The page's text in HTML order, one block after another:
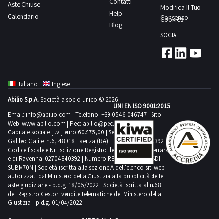
al
comma
e
12
bis
art.
48
del
D.lgs.
159/2011,
2
giorniScarica
il
PDF
della
scheda
tecnica
dalla
sezione
documentazione
per
delle
attività
di
ritiro
dal
giorno
concordato:
3
giorni
un’ispezione
sul
posto.NOTE
PER
RITIRO:-
tempistica
massima
prevista
per
lo
Alcune
quantità
non
corrispondere.
Si
consiglia
un’ispezione
sul
posto.NOTE
PER
il
documento
PDF
Lotto
18
dalla
sezione
documentazione
per
visionare
Aste Chiuse
Calendario
Help
Blog
Modifica Il Tuo
Consenso
Cookies
SOCIAL
Italiano
Inglese
Abilio S.p.A.Società a socio unico © 2026
Email: info@abilio.com | Telefono: +39 0546 046747 | Sito
Web: www.abilio.com | Pec: abilio@pec.illimity.com
Capitale sociale [i.v.] euro 60.975,00 | Sede legale in Via
Galileo Galilei n.6, 48018 Faenza (RA) | P.IVA: 02704840392 |
Codice fiscale e Nr. Iscrizione Registro delle Imprese di Ferrara
e di Ravenna: 02704840392 | Numero REA RA 224830 | SDI:
SUBM70N | Società iscritta alla sezione A dell'elenco siti web
autorizzati dal Ministero della Giustizia alla pubblicità delle
aste giudiziarie - p.d.g. 18/05/2022 | Società iscritta al n.68
del Registro Gestori vendite telematiche del Ministero della
Giustizia - p.d.g. 01/04/2022
UNI EN ISO 9001:2015